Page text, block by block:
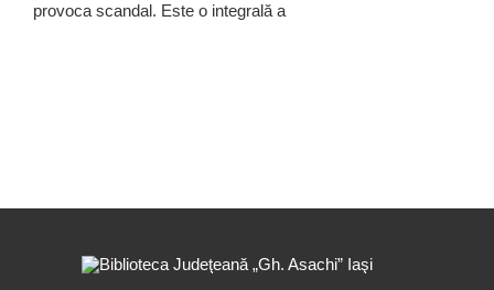
provoca scandal. Este o integrală a